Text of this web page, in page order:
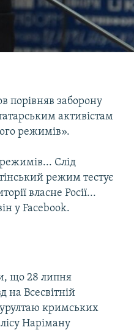
порівняв заборону
активістам
режимів».
режимів... Слід
режим тестує
власне Росії...
у Facebook.
що 28 липня
на Всесвітній
кримських
Наріману